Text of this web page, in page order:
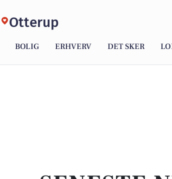
Otterup
BOLIG ERHVERV DET SKER